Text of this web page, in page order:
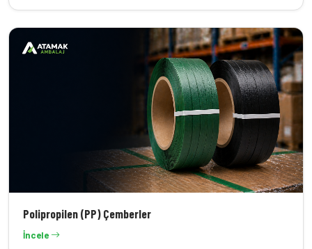
Polipropilen (PP) Çemberler
İncele